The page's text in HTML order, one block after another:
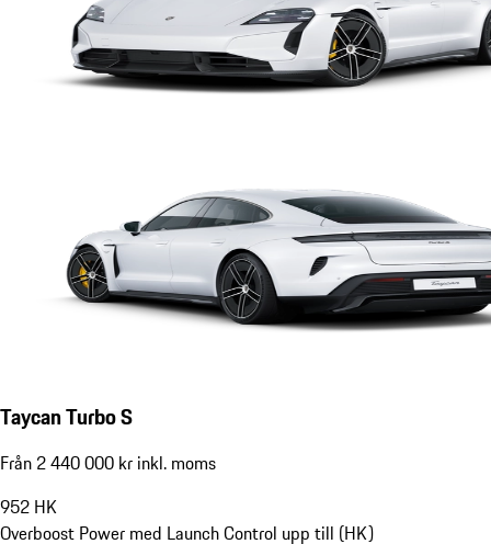
Taycan Turbo S
Från 2 440 000 kr inkl. moms
952 HK
Overboost Power med Launch Control upp till (HK)